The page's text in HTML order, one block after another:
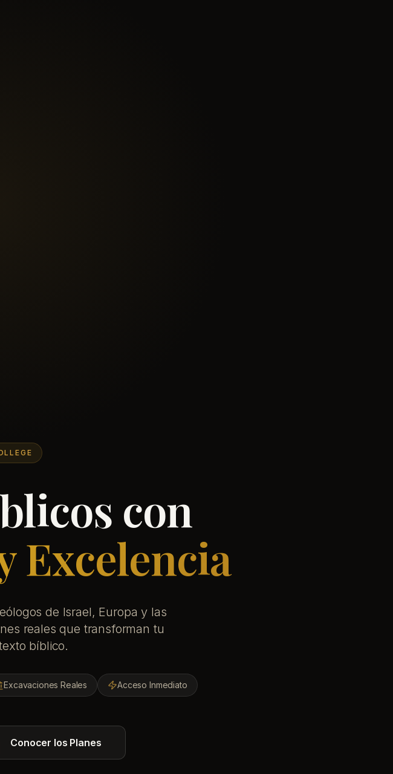
con
Excelencia
de Israel, Europa y las
reales que transforman tu
bíblico.
Excavaciones Reales Acceso Inmediato
Conocer los Planes